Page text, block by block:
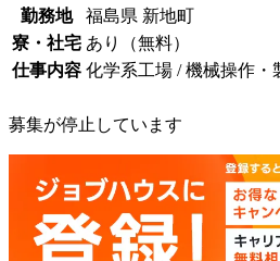
勤務地
福島県 新地町
寮・社宅 あり（無料）
仕事内容 化学系工場 / 機械操作・
募集が停止しています